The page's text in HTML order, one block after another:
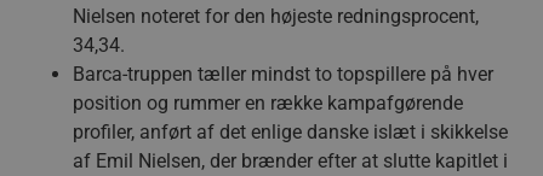
Nielsen noteret for den højeste redningsprocent,
34,34.
Barca-truppen tæller mindst to topspillere på hver
position og rummer en række kampafgørende
profiler, anført af det enlige danske islæt i skikkelse
af Emil Nielsen, der brænder efter at slutte kapitlet i